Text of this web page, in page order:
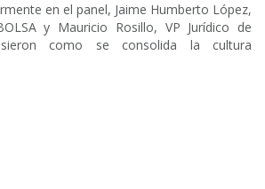
en el panel, Jaime Humberto López,
y Mauricio Rosillo, VP Jurídico de
como se consolida la cultura